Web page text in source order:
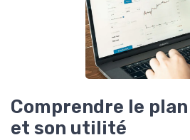
Comprendre le
et son utilité